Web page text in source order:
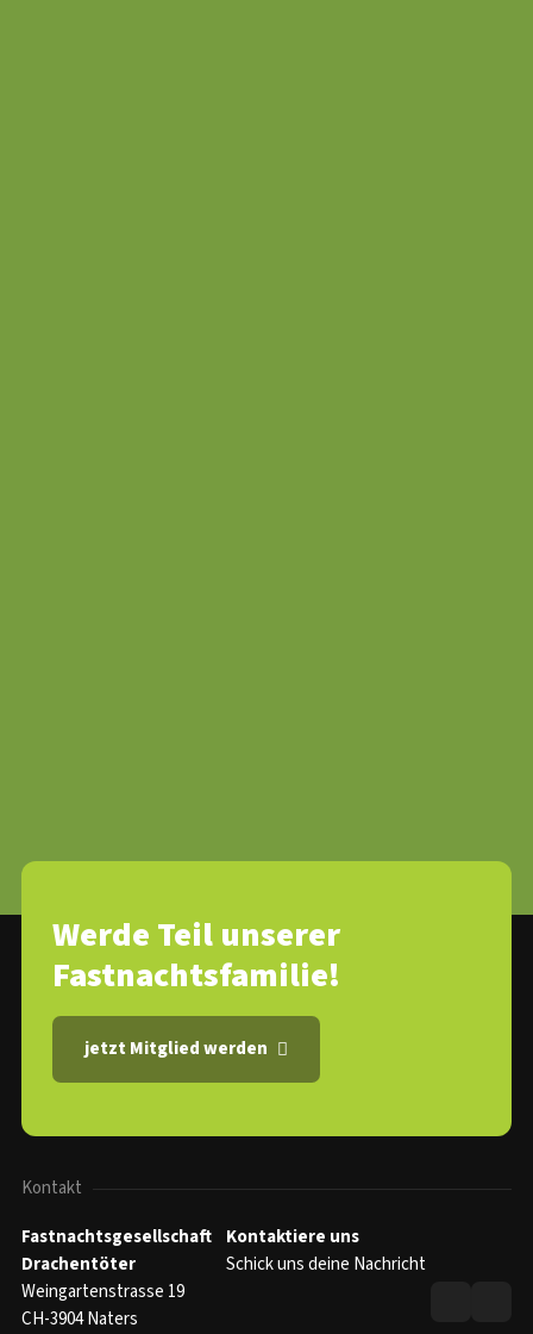
Werde Teil unserer
Fastnachtsfamilie!
jetzt Mitglied werden
Kontakt
Fastnachtsgesellschaft
Drachentöter
Weingartenstrasse 19
CH-3904 Naters
Kontaktiere uns
Schick uns deine Nachricht